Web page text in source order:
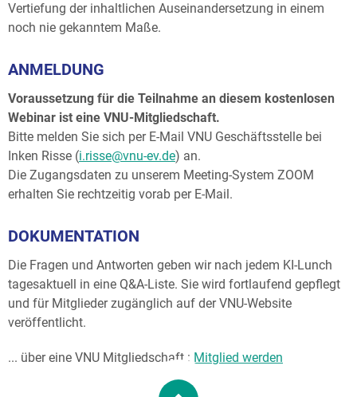
Vertiefung der inhaltlichen Auseinandersetzung in einem
noch nie gekanntem Maße.
ANMELDUNG
Voraussetzung für die Teilnahme an diesem kostenlosen
Webinar ist eine VNU-Mitgliedschaft.
Bitte melden Sie sich per E-Mail VNU Geschäftsstelle bei
Inken Risse (i.risse@vnu-ev.de) an.
Die Zugangsdaten zu unserem Meeting-System ZOOM
erhalten Sie rechtzeitig vorab per E-Mail.
DOKUMENTATION
Die Fragen und Antworten geben wir nach jedem KI-Lunch
tagesaktuell in eine Q&A-Liste. Sie wird fortlaufend gepflegt
und für Mitglieder zugänglich auf der VNU-Website
veröffentlicht.
... über eine VNU Mitgliedschaft : Mitglied werden